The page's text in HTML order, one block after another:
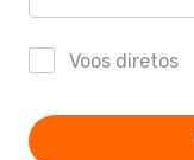
Voos diretos